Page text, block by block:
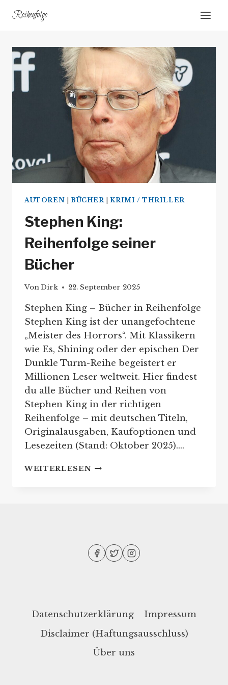
Inhalt
Reihenfolge
AUTOREN BÜCHER |KRIMI / THRILLER
Stephen King:
Reihenfolge seiner
Bücher
VonDirk 22. September 2025
Stephen King – Bücher in Reihenfolge
Stephen King ist der unangefochtene
„Meister des Horrors“. Mit Klassikern
wie Es, Shining oder der epischen Der
Dunkle Turm-Reihe begeistert er
Millionen Leser weltweit. Hier findest
du alle Bücher und Reihen von
Stephen King in der richtigen
Reihenfolge – mit deutschen Titeln,
Originalausgaben, Kaufoptionen und
Lesezeiten (Stand: Oktober 2025)….
WEITERLESENSTEPHEN
Datenschutzerklärung
Impressum
Disclaimer (Haftungsausschluss)
Über uns